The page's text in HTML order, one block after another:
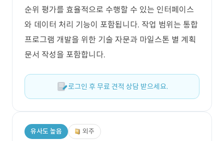
순위 평가를 효율적으로 수행할 수 있는 인터페이스
와 데이터 처리 기능이 포함됩니다. 작업 범위는 통합
프로그램 개발을 위한 기술 자문과 마일스톤 별 계획
문서 작성을 포함합니다.
로그인 후 무료 견적 상담 받으세요.
유사도 높음 외주